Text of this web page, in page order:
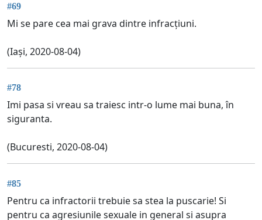
#69
Mi se pare cea mai grava dintre infracțiuni.
(Iași, 2020-08-04)
#78
Imi pasa si vreau sa traiesc intr-o lume mai buna, în
siguranta.
(Bucuresti, 2020-08-04)
#85
Pentru ca infractorii trebuie sa stea la puscarie! Si
pentru ca agresiunile sexuale in general si asupra